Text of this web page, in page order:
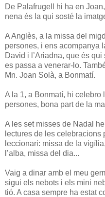
De Palafrugell hi ha en
nena és la qui sosté la
A Anglès, a la missa del
persones, i ens acompanya
David i l’Ariadna, que és
es passa a venerar-lo.
Mn. Joan Solà, a Bonmatí.
A la 1, a Bonmatí, hi celebro
persones, bona part de la
A les set misses de Nadal
lectures de les celebracions
leccionari: missa de la
l’alba, missa del dia...
Vaig a dinar amb el meu
sigui els nebots i els mini
tió. A casa sempre ha estat